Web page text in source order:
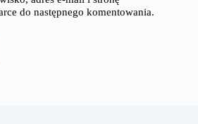
do następnego komentowania.